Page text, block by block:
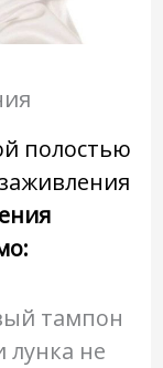
полостью
тампон
лунка не